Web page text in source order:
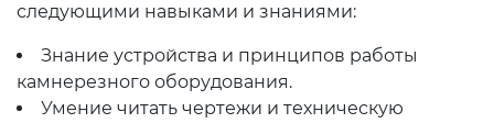
следующими навыками и знаниями:
Знание устройства и принципов работы
камнерезного оборудования.
Умение читать чертежи и техническую